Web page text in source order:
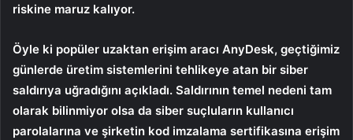
riskine maruz kalıyor.
Öyle ki popüler uzaktan erişim aracı AnyDesk, geçtiğimiz
günlerde üretim sistemlerini tehlikeye atan bir siber
saldırıya uğradığını açıkladı. Saldırının temel nedeni tam
olarak bilinmiyor olsa da siber suçluların kullanıcı
parolalarına ve şirketin kod imzalama sertifikasına erişim